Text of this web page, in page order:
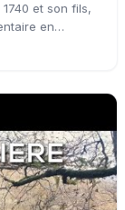
et son fils,
en